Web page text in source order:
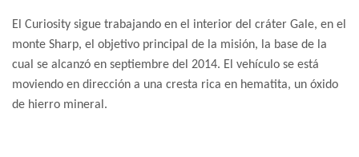
El Curiosity sigue trabajando en el interior del cráter Gale, en el
monte Sharp, el objetivo principal de la misión, la base de la
cual se alcanzó en septiembre del 2014. El vehículo se está
moviendo en dirección a una cresta rica en hematita, un óxido
de hierro mineral.